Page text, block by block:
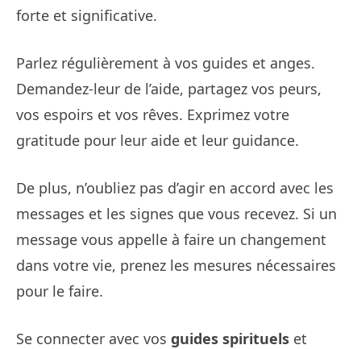
forte et significative.
Parlez régulièrement à vos guides et anges.
Demandez-leur de l’aide, partagez vos peurs,
vos espoirs et vos rêves. Exprimez votre
gratitude pour leur aide et leur guidance.
De plus, n’oubliez pas d’agir en accord avec les
messages et les signes que vous recevez. Si un
message vous appelle à faire un changement
dans votre vie, prenez les mesures nécessaires
pour le faire.
Se connecter avec vos guides spirituels et